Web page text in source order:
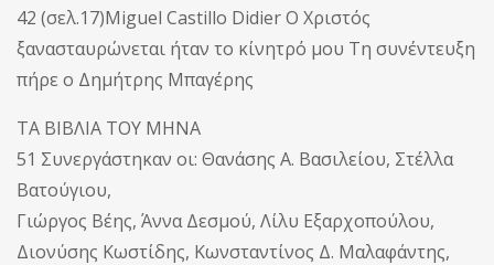
42 (σελ.17)Miguel Castillo Didier Ο Χριστός
ξανασταυρώνεται ήταν το κίνητρό μου Τη συνέντευξη
πήρε ο Δημήτρης Μπαγέρης
ΤΑ ΒΙΒΛΙΑ ΤΟΥ ΜΗΝΑ
51 Συνεργάστηκαν οι: Θανάσης Α. Βασιλείου, Στέλλα
Βατούγιου,
Γιώργος Βέης, Άννα Δεσμού, Λίλυ Εξαρχοπούλου,
Διονύσης Κωστίδης, Κωνσταντίνος Δ. Μαλαφάντης,